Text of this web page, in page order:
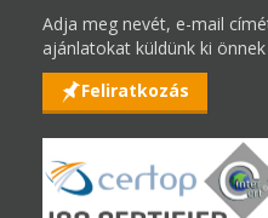
Adja meg nevét, e-mail
ajánlatokat küldünk ki
Feliratkozás